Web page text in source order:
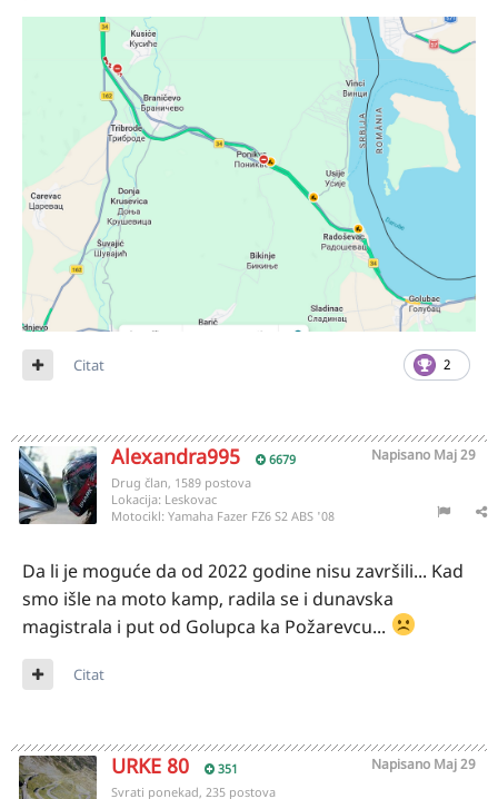
2
Citat
Alexandra995 6679 Napisano Maj 29
Drug član, 1589 postova
Lokacija: Leskovac
Motocikl: Yamaha Fazer FZ6 S2 ABS '08
Da li je moguće da od 2022 godine nisu završili... Kad
smo išle na moto kamp, radila se i dunavska
magistrala i put od Golupca ka Požarevcu...
Citat
URKE 80 351 Napisano Maj 29
Svrati ponekad, 235 postova